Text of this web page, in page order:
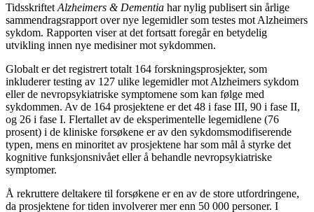
Tidsskriftet Alzheimers & Dementia har nylig publisert sin årlige
sammendragsrapport over nye legemidler som testes mot Alzheimers
sykdom. Rapporten viser at det fortsatt foregår en betydelig
utvikling innen nye medisiner mot sykdommen.
Globalt er det registrert totalt 164 forskningsprosjekter, som
inkluderer testing av 127 ulike legemidler mot Alzheimers sykdom
eller de nevropsykiatriske symptomene som kan følge med
sykdommen. Av de 164 prosjektene er det 48 i fase III, 90 i fase II,
og 26 i fase I. Flertallet av de eksperimentelle legemidlene (76
prosent) i de kliniske forsøkene er av den sykdomsmodifiserende
typen, mens en minoritet av prosjektene har som mål å styrke det
kognitive funksjonsnivået eller å behandle nevropsykiatriske
symptomer.
Å rekruttere deltakere til forsøkene er en av de store utfordringene,
da prosjektene for tiden involverer mer enn 50 000 personer. I